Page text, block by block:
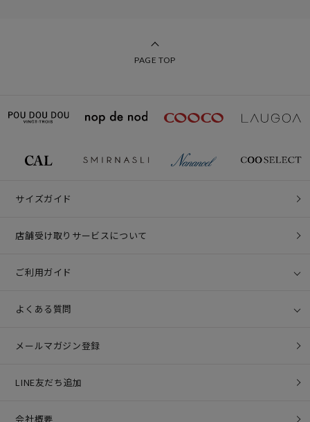
PAGE TOP
サイズガイド
店舗受け取りサービスについて
ご利用ガイド
よくある質問
メールマガジン登録
LINE友だち追加
会社概要